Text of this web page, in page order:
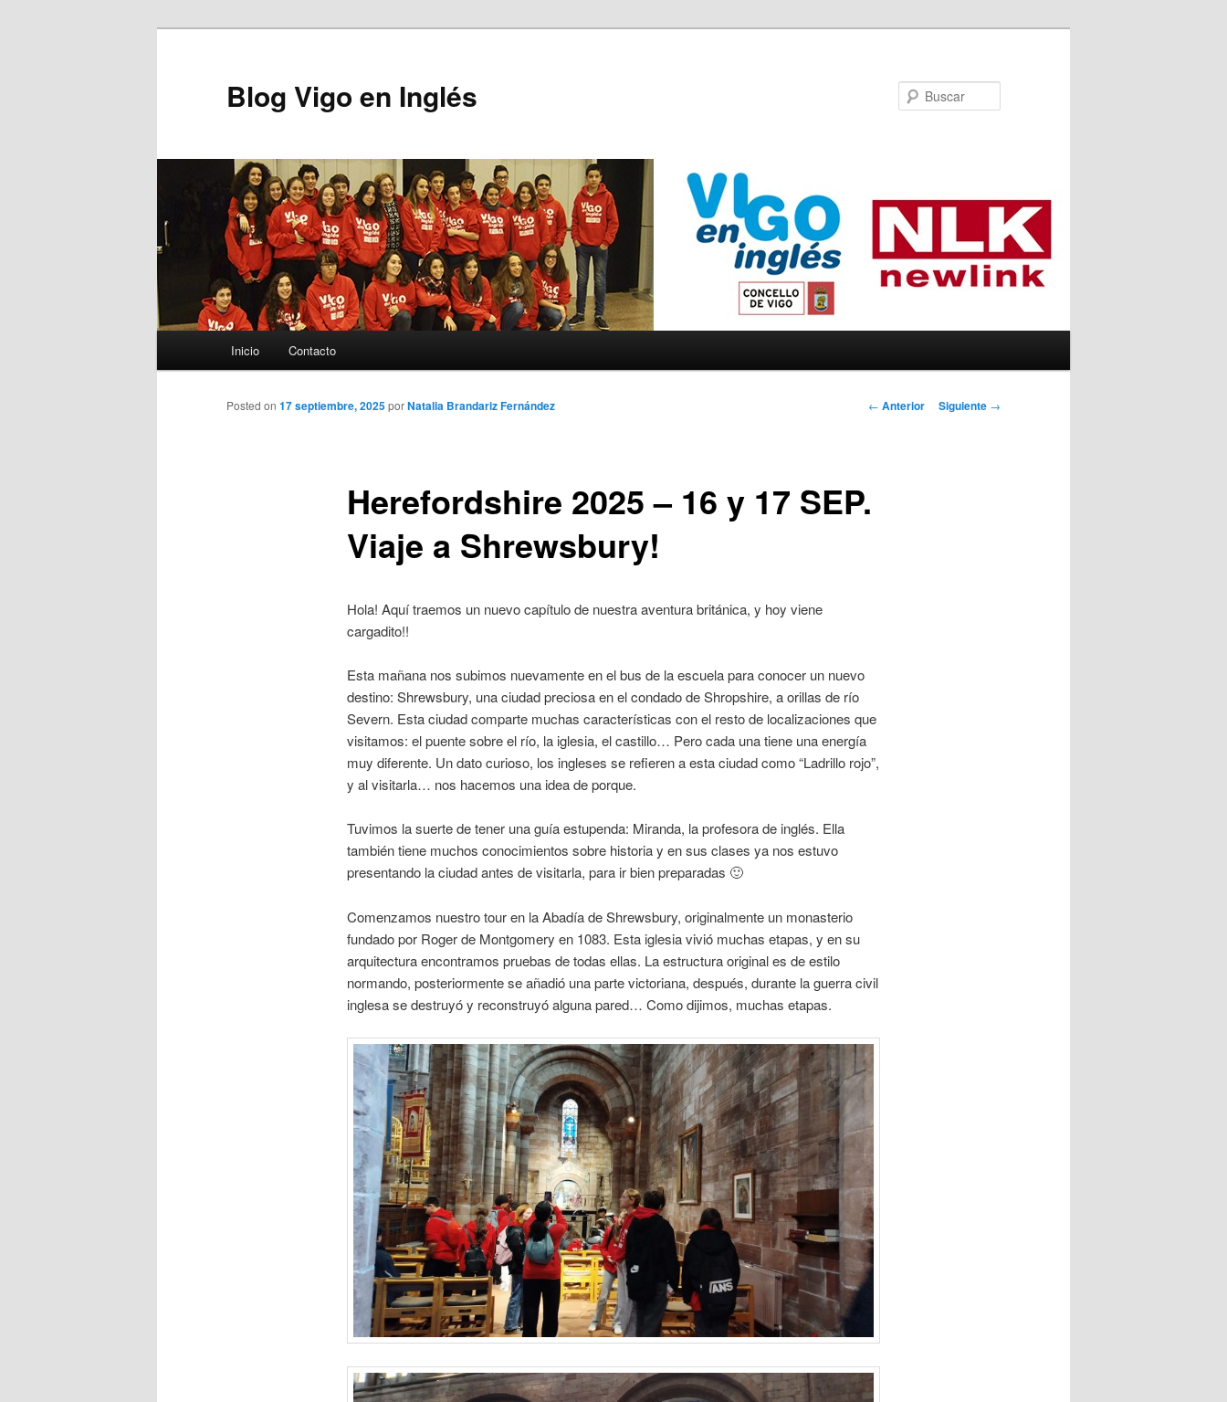
Blog Vigo en Inglés
Ir al contenido principal
Inicio Contacto
Navegador de
← Anterior Siguiente →
Herefordshire 2025 – 16 y 17 SEP.
Viaje a Shrewsbury!
Posted on 17 septiembre, 2025porNatalia Brandariz Fernández
Hola! Aquí traemos un nuevo capítulo de nuestra aventura británica, y hoy viene
cargadito!!
Esta mañana nos subimos nuevamente en el bus de la escuela para conocer un nuevo
destino: Shrewsbury, una ciudad preciosa en el condado de Shropshire, a orillas de río
Severn. Esta ciudad comparte muchas características con el resto de localizaciones que
visitamos: el puente sobre el río, la iglesia, el castillo… Pero cada una tiene una energía
muy diferente. Un dato curioso, los ingleses se refieren a esta ciudad como “Ladrillo rojo”,
y al visitarla… nos hacemos una idea de porque.
Tuvimos la suerte de tener una guía estupenda: Miranda, la profesora de inglés. Ella
también tiene muchos conocimientos sobre historia y en sus clases ya nos estuvo
presentando la ciudad antes de visitarla, para ir bien preparadas 🙂
Comenzamos nuestro tour en la Abadía de Shrewsbury, originalmente un monasterio
fundado por Roger de Montgomery en 1083. Esta iglesia vivió muchas etapas, y en su
arquitectura encontramos pruebas de todas ellas. La estructura original es de estilo
normando, posteriormente se añadió una parte victoriana, después, durante la guerra civil
inglesa se destruyó y reconstruyó alguna pared… Como dijimos, muchas etapas.